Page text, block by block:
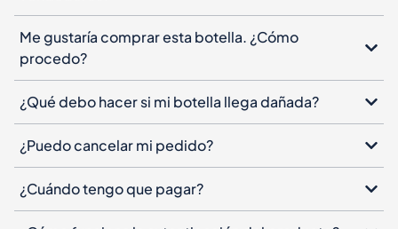
Me gustaría comprar esta botella. ¿Cómo
procedo?
¿Qué debo hacer si mi botella llega dañada?
¿Puedo cancelar mi pedido?
¿Cuándo tengo que pagar?